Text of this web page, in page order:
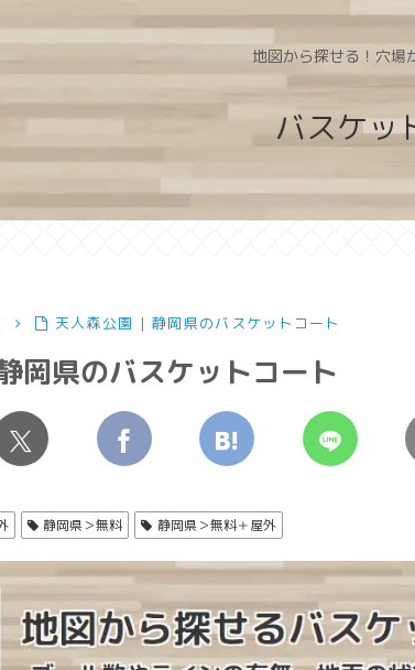
地図から探せる！穴場
バスケッ
天人森公園 | 静岡県のバスケットコート
岡県のバスケットコート
静岡県＞無料 静岡県＞無料＋屋外